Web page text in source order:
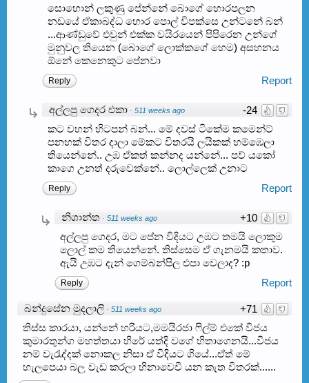
සොහොන් ලකුණු පේන්නේ බොගේ හොරපලන
නඩයේ ඒකාබද්ධ හොර පොල් විපක්සෙ උන්ටනේ බන්
...ආණ්ඩුවේ එවුන් එක්ක වයිරයෙන් පිපිරෙන උන්ගේ
මුනුවල තියෙන (බොගේ ලොක්කගේ හෙම) අසහනය
ඕනේ කෙනෙකුට පේනවා
Report
Reply
-24
අල්ලපු ගෙදර එකා · 511 weeks ago
කට වහන් හිටපන් බන්... මේ දවස් ටිකේම කමෙන්ට්
පනහක් විතර දාලා මේකට විතරයි ලයිකක් හම්ඹෙලා
තියෙන්නේ.. උඹ ඒකත් කන්නද යන්නේ... පව් යකෝ
කාගෙ උනත් දරුවෙක්නේ.. ලොල්ලෙක් උනාට
Report
Reply
+10
නිශාන්ත · 511 weeks ago
අල්ලපු ගෙදර, මට පේන විදියට උඹට තමයි ලොකුම
ලොල් කම තියෙන්නේ. තිස්සෙම ඒ ගැනමයි කතාව.
ඇයි උඹට දැන් ගෙම්බන්පිල එපා වෙලාද? :p
Report
Reply
+71
බන්දුසේන මුදලාලි · 511 weeks ago
තිස්ස කාරයා, යන්නේ හරියට,මමයිරජා ෆිල්ම් එකේ විජය
කුමාරතුන්ග මහත්තයා හිරේ යත්දි වගේ හිතාගෙනයි...විජය
නම් වැරැද්දක් නොකල නිසා ඒ විදියට ගියේ...ඒත් මේ
හැලපෙයා බලු වැඩ කරලා හිනාවෙවී යන කැත විතරක්......